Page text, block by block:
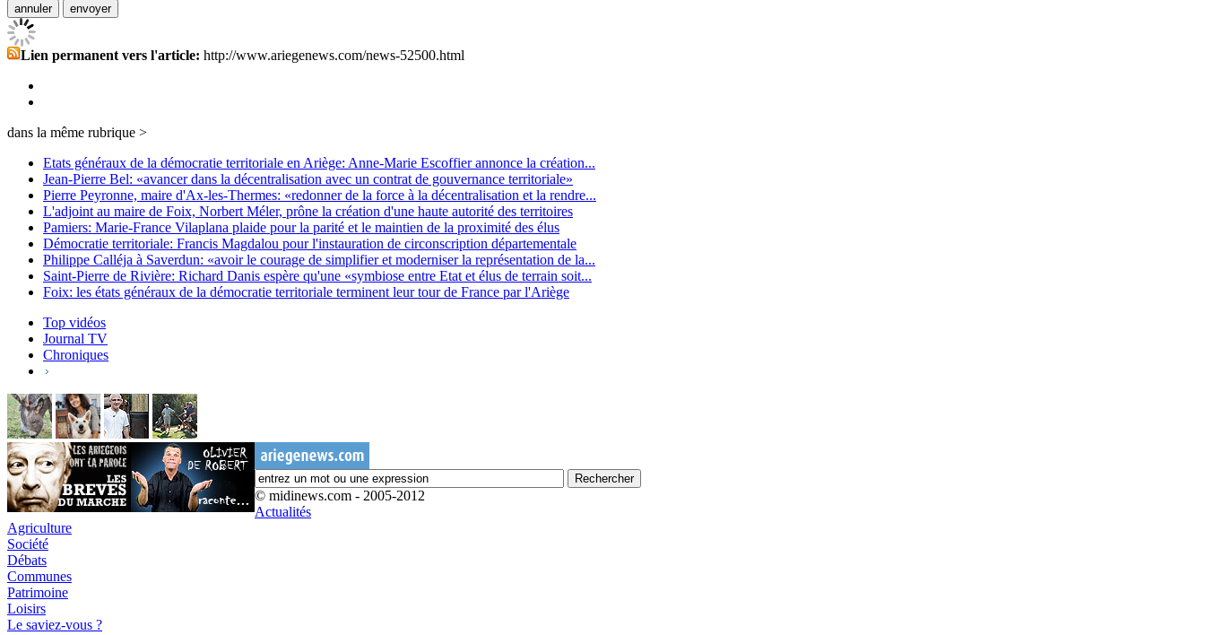
Lien permanent vers l'article: http://www.ariegenews.com/news-52500.html
dans la même rubrique >
Etats généraux de la démocratie territoriale en Ariège: Anne-Marie Escoffier annonce la création...
Jean-Pierre Bel: «avancer dans la décentralisation avec un contrat de gouvernance territoriale»
Pierre Peyronne, maire d'Ax-les-Thermes: «redonner de la force à la décentralisation et la rendre...
L'adjoint au maire de Foix, Norbert Méler, prône la création d'une haute autorité des territoires
Pamiers: Marie-France Vilaplana plaide pour la parité et le maintien de la proximité des élus
Démocratie territoriale: Francis Magdalou pour l'instauration de circonscription départementale
Philippe Calléja à Saverdun: «avoir le courage de simplifier et moderniser la représentation de la...
Saint-Pierre de Rivière: Richard Danis espère qu'une «symbiose entre Etat et élus de terrain soit...
Foix: les états généraux de la démocratie territoriale terminent leur tour de France par l'Ariège
Top vidéos
Journal TV
Chroniques
© midinews.com - 2005-2012
Actualités
Agriculture
Société
Débats
Communes
Patrimoine
Loisirs
Le saviez-vous ?